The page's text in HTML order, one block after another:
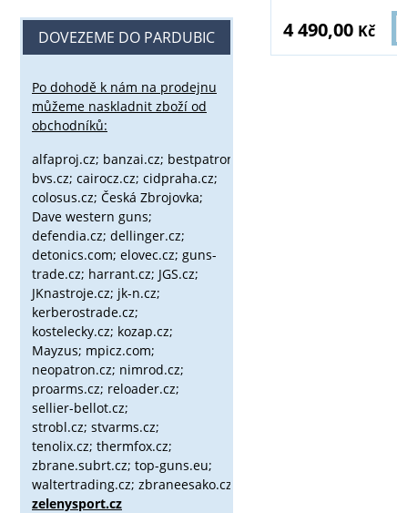
4 490,00 Kč
DOVEZEME DO PARDUBIC
Po dohodě k nám na prodejnu
můžeme naskladnit zboží od
obchodníků:
alfaproj.cz; banzai.cz; bestpatron.eu;
bvs.cz; cairocz.cz; cidpraha.cz;
colosus.cz; Česká Zbrojovka;
Dave western guns;
defendia.cz; dellinger.cz;
detonics.com; elovec.cz; guns-
trade.cz; harrant.cz; JGS.cz;
JKnastroje.cz; jk-n.cz;
kerberostrade.cz;
kostelecky.cz; kozap.cz;
Mayzus; mpicz.com;
neopatron.cz; nimrod.cz;
proarms.cz; reloader.cz;
sellier-bellot.cz;
strobl.cz; stvarms.cz;
tenolix.cz; thermfox.cz;
zbrane.subrt.cz; top-guns.eu;
waltertrading.cz; zbraneesako.cz;
zelenysport.cz